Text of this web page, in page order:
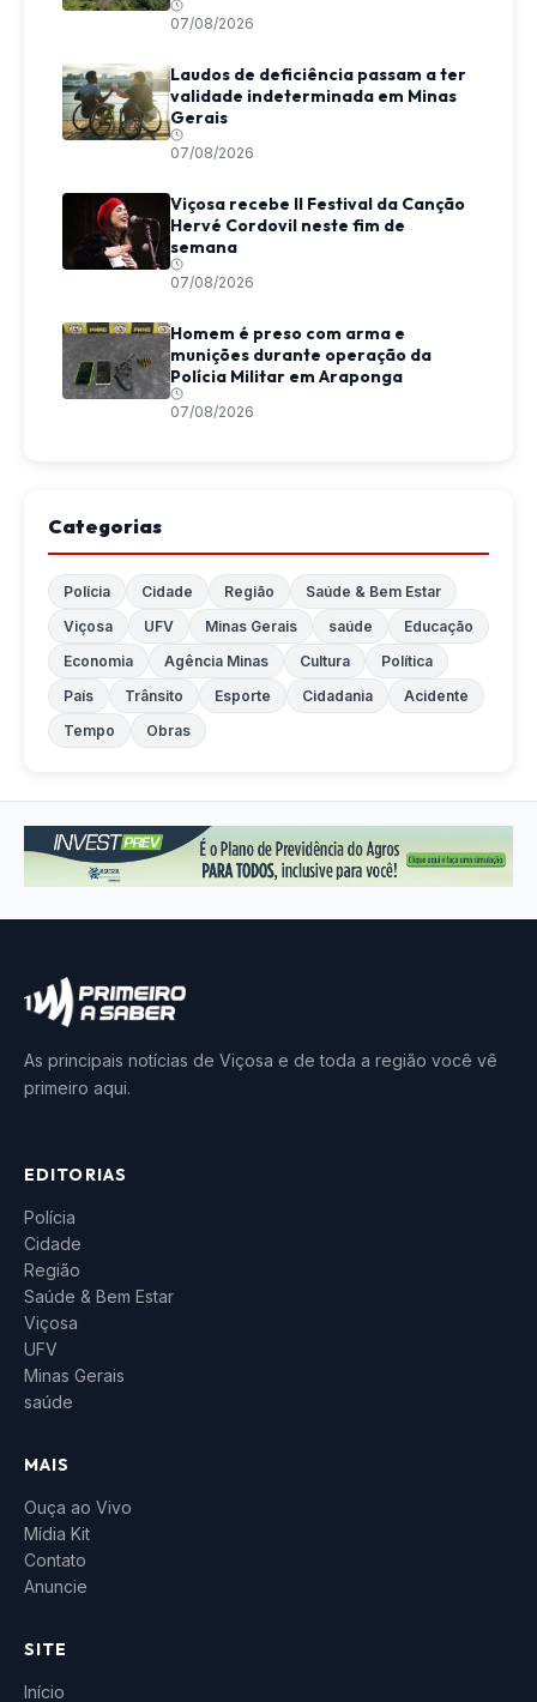
07/08/2026
Laudos de deficiência passam a ter
validade indeterminada em Minas
Gerais
07/08/2026
Viçosa recebe II Festival da Canção
Hervé Cordovil neste fim de
semana
07/08/2026
Homem é preso com arma e
munições durante operação da
Polícia Militar em Araponga
07/08/2026
Categorias
Polícia Cidade Região
Saúde & Bem Estar
Viçosa
UFV Minas Gerais saúde
Educação
Economia
Agência Minas Cultura
Política
País
Trânsito Esporte Cidadania
Acidente
Tempo
Obras
As principais notícias de Viçosa e de toda a região você vê
primeiro aqui.
EDITORIAS
Polícia
Cidade
Região
Saúde & Bem Estar
Viçosa
UFV
Minas Gerais
saúde
MAIS
Ouça ao Vivo
Mídia Kit
Contato
Anuncie
SITE
Início